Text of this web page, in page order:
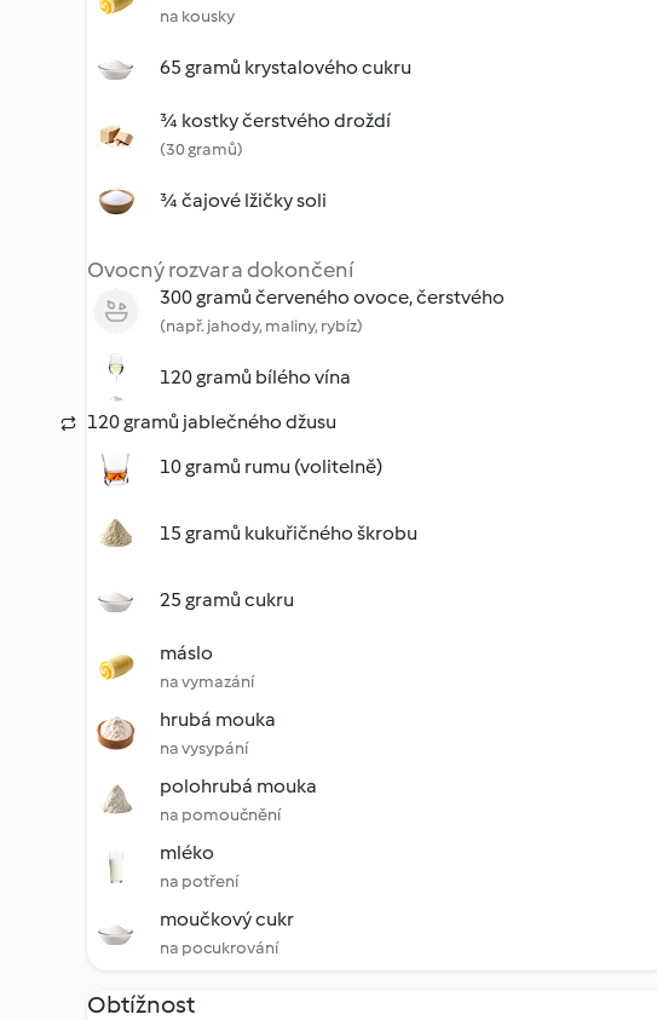
na kousky
65 gramů krystalového cukru
¾ kostky čerstvého droždí
(30 gramů)
¾ čajové lžičky soli
Ovocný rozvar a dokončení
300 gramů červeného ovoce, čerstvého
(např. jahody, maliny, rybíz)
120 gramů bílého vína
120 gramů jablečného džusu
10 gramů rumu (volitelně)
15 gramů kukuřičného škrobu
25 gramů cukru
máslo
na vymazání
hrubá mouka
na vysypání
polohrubá mouka
na pomoučnění
mléko
na potření
moučkový cukr
na pocukrování
Obtížnost